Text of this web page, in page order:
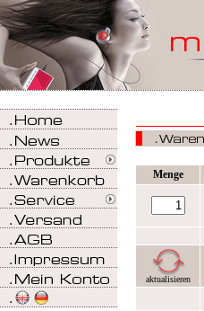
Menge
aktualisieren